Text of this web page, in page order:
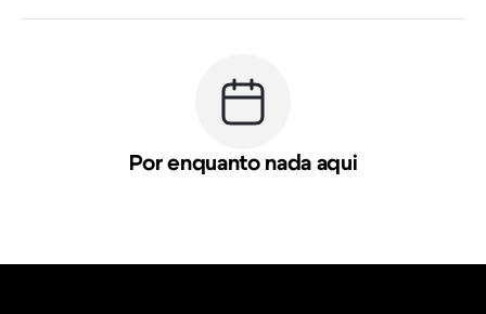
Por enquanto nada aqui